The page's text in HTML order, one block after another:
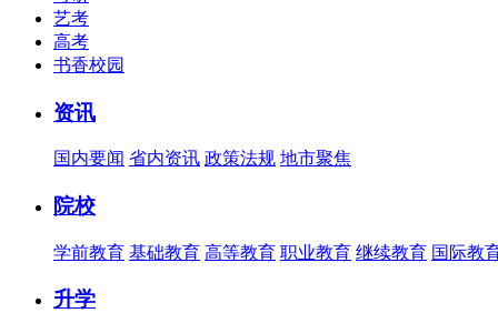
艺考
高考
书香校园
资讯
国内要闻 省内资讯 政策法规 地市聚焦
院校
学前教育 基础教育 高等教育 职业教育 继续教育 国际教
升学